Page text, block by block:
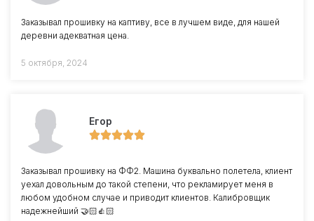
Заказывал прошивку на каптиву, все в лучшем виде, для нашей
деревни адекватная цена.
5 октября, 2024
Егор
Заказывал прошивку на ФФ2. Машина буквально полетела, клиент
уехал довольным до такой степени, что рекламирует меня в
любом удобном случае и приводит клиентов. Калибровщик
надежнейший 🤝🏻👍🏻